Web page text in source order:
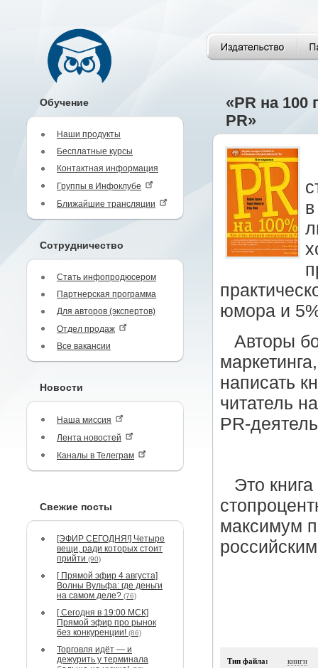
Обучение
Наши продукты
Бесплатные курсы
Контактная информация
Группы в Инфоклубе
Ближайшие трансляции
Сотрудничество
Стать инфопродюсером
Партнерская программа
Для авторов (экспертов)
Отдел продаж
Все вакансии
Новости
Наша миссия
Лента новостей
Каналы в Телеграм
Свежие посты
[ЭФИР СЕГОДНЯ!] Четыре
вещи, ради которых стоит
прийти (90)
[ Прямой эфир 4 августа]
Волны Вульфа: где деньги
на самом деле? (76)
[ Сегодня в 19:00 МСК]
Прямой эфир про рынок
без конкуренции! (86)
Торговля идёт — и
дежурить у терминала
«PR на
PR»
юмора и
Авторы
написать
читатель
PR-
Это
максимум
Тип файла: книги